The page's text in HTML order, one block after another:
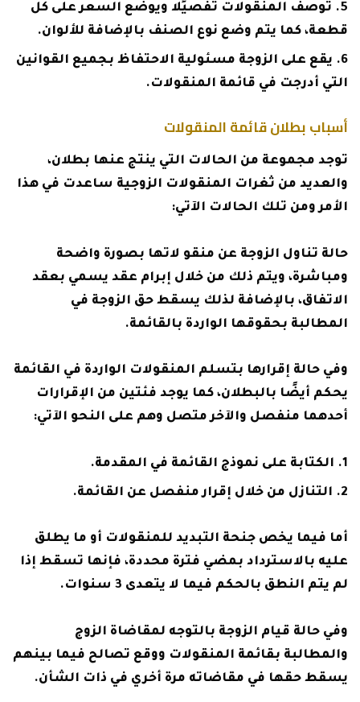
توصف المنقولات تفصيًلا ويوضع السعر على كل
قطعة، كما يتم وضع نوع الصنف بالإضافة للألوان.
يقع على الزوجة مسئولية الاحتفاظ بجميع القوانين
التي أدرجت في قائمة المنقولات.
أسباب بطلان قائمة المنقولات
توجد مجموعة من الحالات التي ينتج عنها بطلان،
والعديد من ثغرات المنقولات الزوجية ساعدت في هذا
الأمر ومن تلك الحالات الآتي:
حالة تناول الزوجة عن منقو لاتها بصورة واضحة
ومباشرة، ويتم ذلك من خلال إبرام عقد يسمي بعقد
الاتفاق، بالإضافة لذلك يسقط حق الزوجة في
المطالبة بحقوقها الواردة بالقائمة.
وفي حالة إقرارها بتسلم المنقولات الواردة في القائمة
يحكم أيضًا بالبطلان، كما يوجد فئتين من الإقرارات
أحدهما منفصل والآخر متصل وهم على النحو الآتي:
الكتابة على نموذج القائمة في المقدمة.
التنازل من خلال إقرار منفصل عن القائمة.
أما فيما يخص جنحة التبديد للمنقولات أو ما يطلق
عليه بالاسترداد بمضي فترة محددة، فإنها تسقط إذا
لم يتم النطق بالحكم فيما لا يتعدى 3 سنوات.
وفي حالة قيام الزوجة بالتوجه لمقاضاة الزوج
والمطالبة بقائمة المنقولات ووقع تصالح فيما بينهم
يسقط حقها في مقاضاته مرة أخري في ذات الشأن.